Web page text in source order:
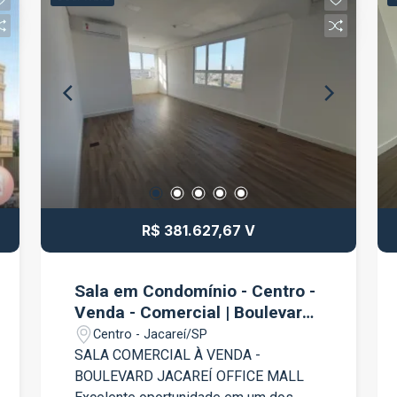
R$ 381.627,67 V
Sala em Condomínio - Centro -
Venda - Comercial | Boulevard
Jacareí Offices & Mall
Centro - Jacareí/SP
SALA COMERCIAL À VENDA -
BOULEVARD JACAREÍ OFFICE MALL